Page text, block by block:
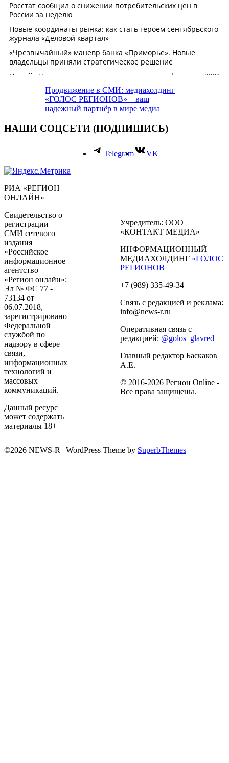
Продвижение в СМИ: медиахолдинг
«ГОЛОС РЕГИОНОВ» – ваш
надежный партнёр в мире медиа
НАШИ СОЦСЕТИ (ПОДПИШИСЬ)
Telegram VK
РИА «РЕГИОН
ОНЛАЙН»
Свидетельство о
регистрации
СМИ сетевого
издания
«Российское
информационное
агентство
«Регион онлайн»:
Эл № ФС 77 -
73134 от
06.07.2018,
зарегистрировано
Федеральной
службой по
надзору в сфере
связи,
информационных
технологий и
массовых
коммуникаций.
Данный ресурс
может содержать
материалы 18+
Учредитель: ООО
«КОНТАКТ МЕДИА»
ИНФОРМАЦИОННЫЙ
МЕДИАХОЛДИНГ «ГОЛОС
РЕГИОНОВ
+7 (989) 335-49-34
Связь с редакцией и реклама:
info@news-r.ru
Оперативная связь с
редакцией: @golos_glavred
Главный редактор Баскаков
А.Е.
© 2016-2026 Регион Online -
Все права защищены.
©2026 NEWS-R | WordPress Theme by SuperbThemes